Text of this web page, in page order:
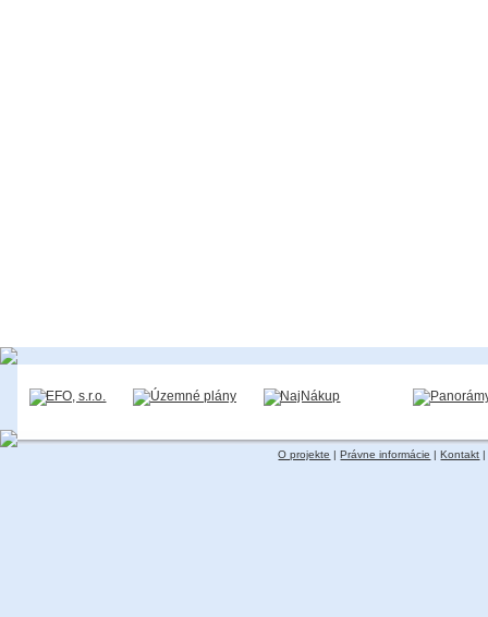
O projekte |Právne informácie |Kontakt